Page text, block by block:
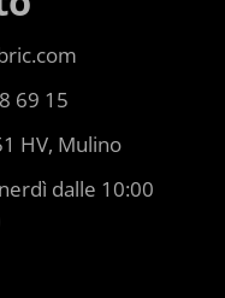
69 15
HV, Mulino
dalle 10:00